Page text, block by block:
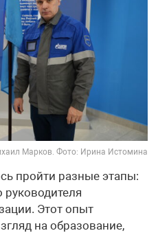
Марков. Фото: Ирина Истомина
пройти разные этапы:
руководителя
Этот опыт
на образование,